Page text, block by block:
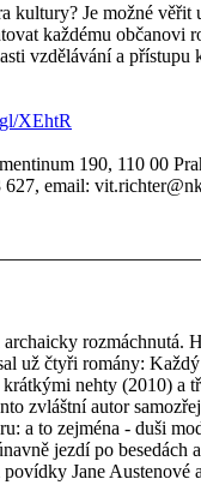
kultury? Je možné věřit
každému občanovi
vzdělávání a přístupu
XEhtR
190, 110 00
email:
archaicky rozmáchnutá.
už čtyři romány:
nehty (2010) a
zvláštní autor
a to zejména - duši
jezdí po besedách
Jane Austenové